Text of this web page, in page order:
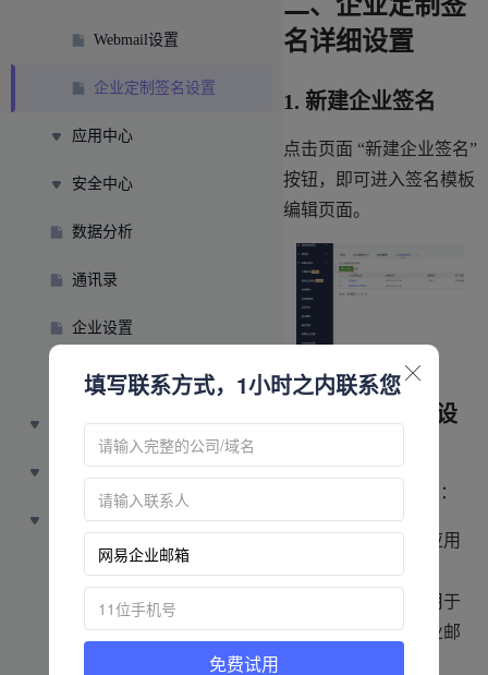
Webmail设置
企业定制签名设置
应用中心
安全中心
数据分析
通讯录
企业设置
发票开具
员工指南
大师指南
资源中心
名详细设置
1. 新建企业签名
点击页面 “新建企业签名”
按钮，即可进入签名模板
编辑页面。
2. 签名使用范围设
可选择两种适用范围：
按部门指定：仅应用
于特定部门成员
按域名指定：应用于
该域名下所有企业邮
填写联系方式，1小时之内联系您
免费试用